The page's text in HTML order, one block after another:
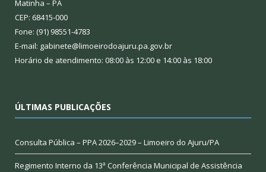
Matinha – PA
CEP: 68415-000
Fone: (91) 98551-4783
E-mail: gabinete@limoeirodoajuru.pa.gov.br
Horário de atendimento: 08:00 às 12:00 e 14:00 às 18:00
ÚLTIMAS PUBLICAÇÕES
Consulta Pública – PPA 2026–2029 – Limoeiro do Ajuru/PA
Regimento Interno da 13ª Conferência Municipal de Assistência